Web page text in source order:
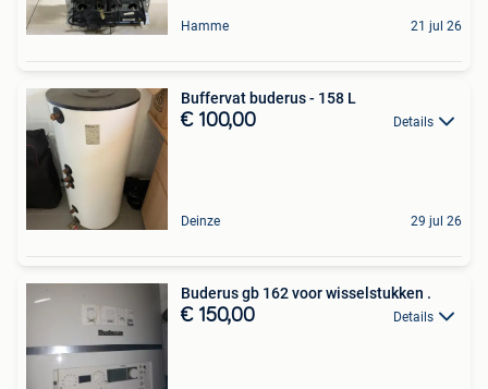
Hamme 21 jul 26
Buffervat buderus - 158 L
€ 100,00 Details
Deinze 29 jul 26
Buderus gb 162 voor wisselstukken .
€ 150,00 Details